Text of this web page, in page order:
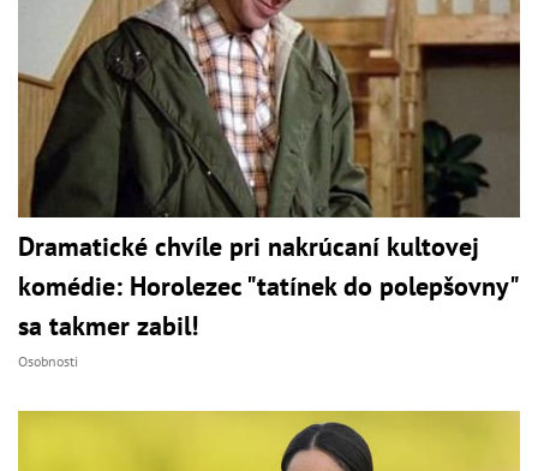
Dramatické chvíle pri nakrúcaní kultovej
komédie: Horolezec "tatínek do polepšovny"
sa takmer zabil!
Osobnosti